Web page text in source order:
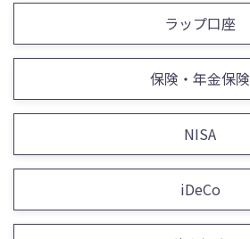
ラップ口座
保険・年金保険
NISA
iDeCo